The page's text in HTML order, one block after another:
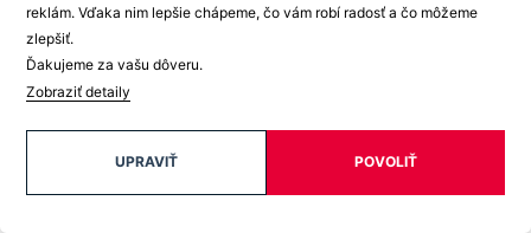
reklám. Vďaka nim lepšie chápeme, čo vám robí radosť a čo môžeme
zlepšiť.
Ďakujeme za vašu dôveru.
Zobraziť detaily
POVOLIŤ
UPRAVIŤ